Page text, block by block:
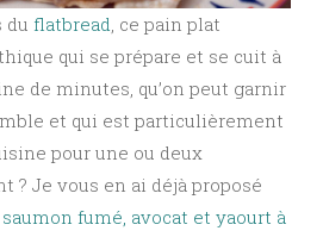
du flatbread, ce pain plat
qui se prépare et se cuit à
de minutes, qu’on peut garnir
et qui est particulièrement
pour une ou deux
? Je vous en ai déjà proposé
saumon fumé, avocat et yaourt à